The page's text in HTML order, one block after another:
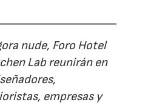
nude, Foro Hotel
Lab reunirán en
empresas y